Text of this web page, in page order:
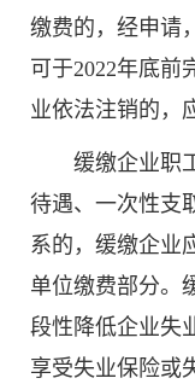
缴费的，经申请
可于2022年底前
业依法注销的，
缓缴企业职
待遇、一次性支
系的，缓缴企业
单位缴费部分。
段性降低企业失
享受失业保险或